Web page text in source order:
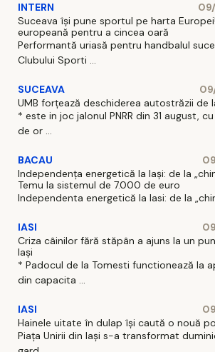
INTERN
Suceava își pune sportul pe harta
europeană pentru a cincea oară
Performantă uriasă pentru handbalul
Clubului Sporti ...
SUCEAVA
UMB forțează deschiderea autostrăzii de
* este in joc jalonul PNRR din 31 august,
de or ...
BACAU
Independența energetică la Iași: de la
Temu la sistemul de 7.000 de euro
Independenta energetică la Iasi: de la
IASI
Criza câinilor fără stăpân a ajuns la un
Iași
* Padocul de la Tomesti functionează la
din capacita ...
IASI
Hainele uitate în dulap îşi caută o nouă
Piaţa Unirii din Iaşi s-a transformat